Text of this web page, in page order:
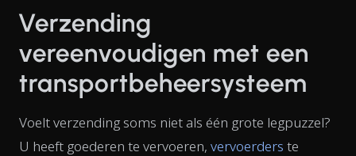
Verzending
vereenvoudigen met een
transportbeheersysteem
Voelt verzending soms niet als één grote legpuzzel?
U heeft goederen te vervoeren, vervoerders te